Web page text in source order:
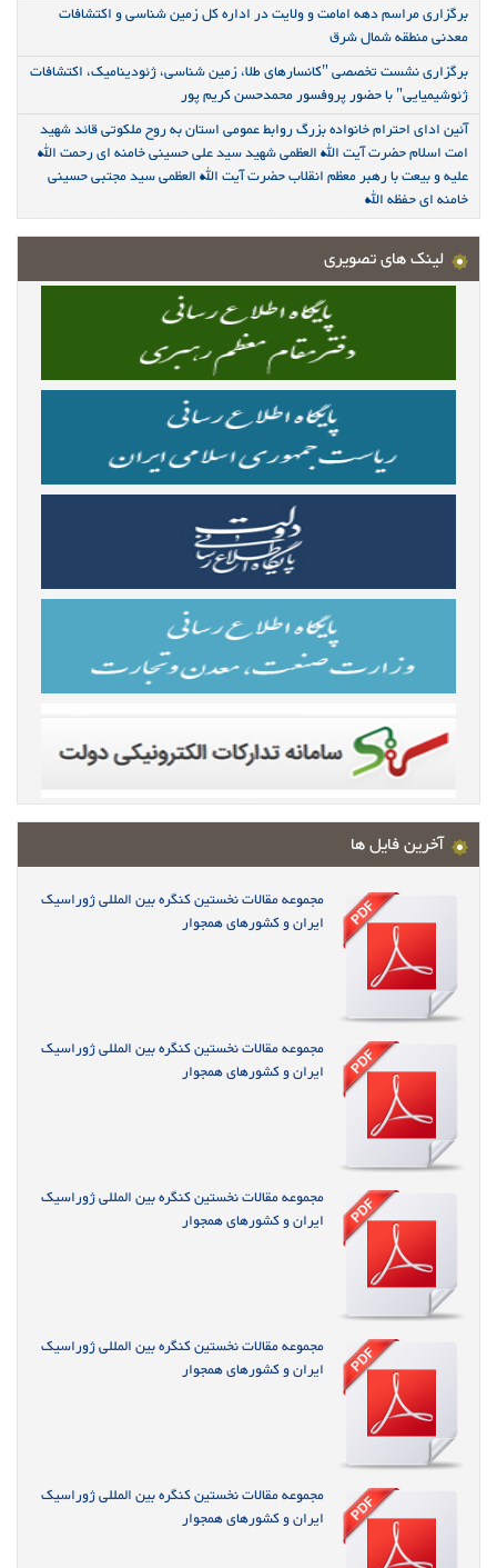
برگزاری مراسم دهه امامت و ولایت در اداره کل زمین شناسی و اکتشافات
معدنی منطقه شمال شرق
برگزاری نشست تخصصی "کانسارهای طلا، زمین شناسی، ژئودینامیک، اکتشافات
ژئوشیمیایی" با حضور پروفسور محمدحسن کریم پور
آئین ادای احترام خانواده بزرگ روابط عمومی استان به روح ملکوتی قائد شهید
امت اسلام حضرت آیت الله العظمی شهید سید علی حسینی خامنه ای رحمت الله
علیه و بیعت با رهبر معظم انقلاب حضرت آیت الله العظمی سید مجتبی حسینی
خامنه ای حفظه الله
لینک های تصویری
آخرین فایل ها
مجموعه مقالات نخستین کنگره بین المللی ژوراسیک
ایران و کشورهای همجوار
مجموعه مقالات نخستین کنگره بین المللی ژوراسیک
ایران و کشورهای همجوار
مجموعه مقالات نخستین کنگره بین المللی ژوراسیک
ایران و کشورهای همجوار
مجموعه مقالات نخستین کنگره بین المللی ژوراسیک
ایران و کشورهای همجوار
مجموعه مقالات نخستین کنگره بین المللی ژوراسیک
ایران و کشورهای همجوار